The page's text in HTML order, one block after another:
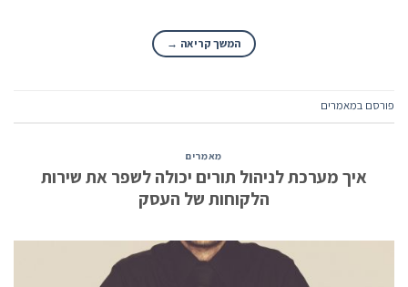
המשך קריאה →
פורסם במאמרים
מאמרים
איך מערכת לניהול תורים יכולה לשפר את שירות
הלקוחות של העסק